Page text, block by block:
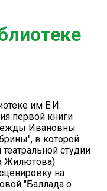
им Е.И.
первой книги
Ивановны
в которой
студии
Жилютова)
на
"Баллада о